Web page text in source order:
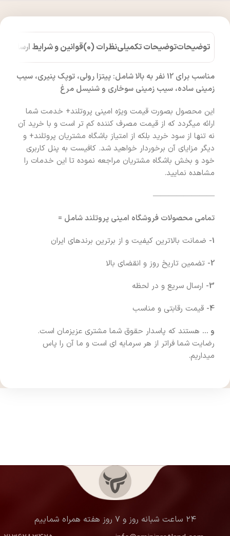
توضیحاتتوضیحات تکمیلینظرات (0) قوانین و شرایط ارسال
مناسب برای 12 نفر به بالا شامل: پیتزا رولی، توپک پنیری، سیب
زمینی ساده، سیب زمینی سوخاری و شنیسل مرغ
این محصول بصورت قیمت ویژه امینی پروتلند+ خدمت شما
ارائه میگردد که از قیمت مصرف کننده کم تر است و با خرید آن
نه تنها از سود خرید بلکه از امتیاز باشگاه مشتریان پروتلند+ و
دیگر مزایای آن برخوردار خواهید شد. کافیست به پنل کاربری
خود و بخش باشگاه مشتریان مراجعه نموده تا این خدمات را
مشاهده نمایید.
————————
تمامی محصولات فروشگاه امینی پروتلند شامل =
1- ضمانت بالاترین کیفیت و از برترین برندهای ایران
2- تضمین تاریخ روز و انقضای بالا
3- ارسال سریع و در لحظه
4- قیمت رقابتی و مناسب
و … هستند که پاسدار حقوق شما مشتری عزیزمان است.
رضایت شما فراتر از هر سرمایه ای است و ما آن را پاس
میداریم.
۲۴ ساعت شبانه روز و ۷ روز هفته همراه شماییم